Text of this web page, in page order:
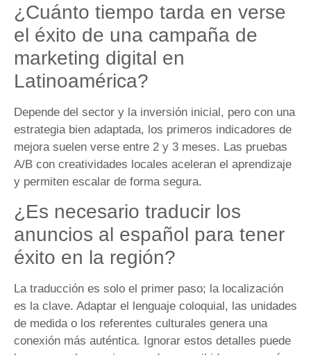
¿Cuánto tiempo tarda en verse
el éxito de una campaña de
marketing digital en
Latinoamérica?
Depende del sector y la inversión inicial, pero con una
estrategia bien adaptada, los primeros indicadores de
mejora suelen verse entre 2 y 3 meses. Las pruebas
A/B con creatividades locales aceleran el aprendizaje
y permiten escalar de forma segura.
¿Es necesario traducir los
anuncios al español para tener
éxito en la región?
La traducción es solo el primer paso; la localización
es la clave. Adaptar el lenguaje coloquial, las unidades
de medida o los referentes culturales genera una
conexión más auténtica. Ignorar estos detalles puede